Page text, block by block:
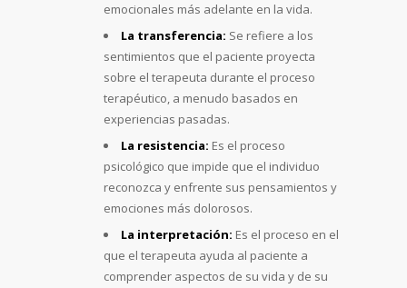
emocionales más adelante en la vida.
La transferencia: Se refiere a los
sentimientos que el paciente proyecta
sobre el terapeuta durante el proceso
terapéutico, a menudo basados en
experiencias pasadas.
La resistencia: Es el proceso
psicológico que impide que el individuo
reconozca y enfrente sus pensamientos y
emociones más dolorosos.
La interpretación: Es el proceso en el
que el terapeuta ayuda al paciente a
comprender aspectos de su vida y de su